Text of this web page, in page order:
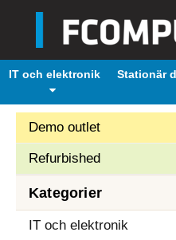
IT och elektronik Stationär
Demo outlet
Refurbished
Kategorier
IT och elektronik